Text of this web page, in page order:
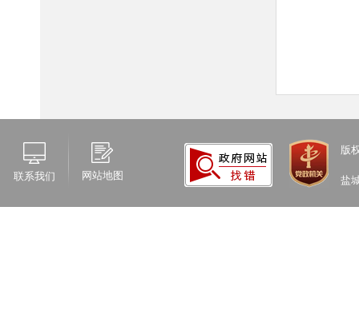
联系我们 网站地图
版
盐